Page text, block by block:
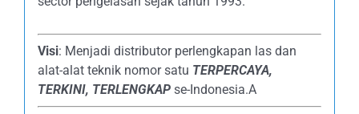
Visi: Menjadi distributor perlengkapan las dan
alat-alat teknik nomor satu TERPERCAYA,
TERKINI, TERLENGKAPse-Indonesia.A